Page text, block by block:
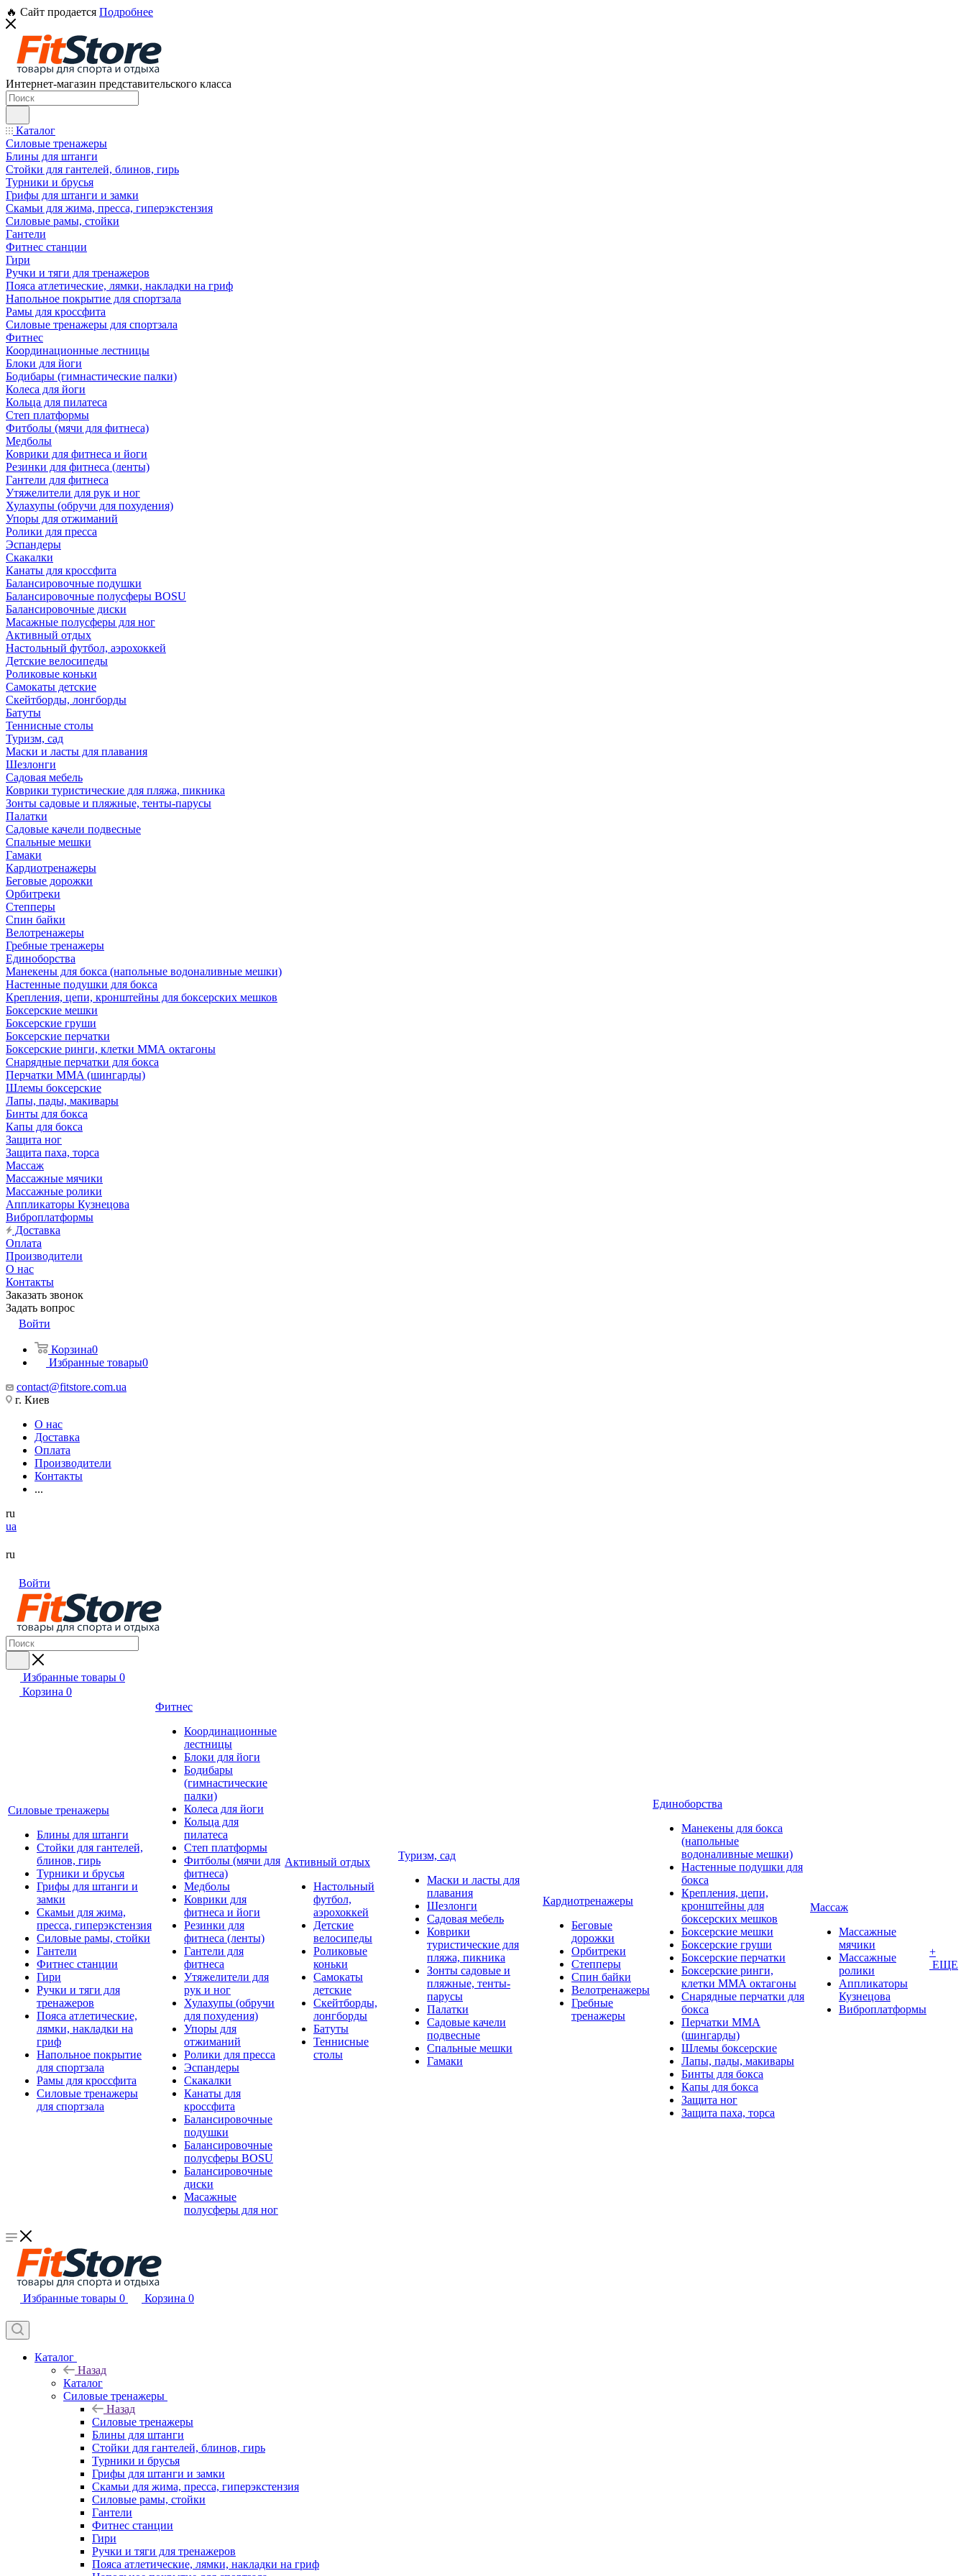
🔥 Сайт продается Подробнее
Интернет-магазин представительского класса
Каталог
Силовые тренажеры
Блины для штанги
Стойки для гантелей, блинов, гирь
Турники и брусья
Грифы для штанги и замки
Скамьи для жима, пресса, гиперэкстензия
Силовые рамы, стойки
Гантели
Фитнес станции
Гири
Ручки и тяги для тренажеров
Пояса атлетические, лямки, накладки на гриф
Напольное покрытие для спортзала
Рамы для кроссфита
Силовые тренажеры для спортзала
Фитнес
Координационные лестницы
Блоки для йоги
Бодибары (гимнастические палки)
Колеса для йоги
Кольца для пилатеса
Степ платформы
Фитболы (мячи для фитнеса)
Медболы
Коврики для фитнеса и йоги
Резинки для фитнеса (ленты)
Гантели для фитнеса
Утяжелители для рук и ног
Хулахупы (обручи для похудения)
Упоры для отжиманий
Ролики для пресса
Эспандеры
Скакалки
Канаты для кроссфита
Балансировочные подушки
Балансировочные полусферы BOSU
Балансировочные диски
Масажные полусферы для ног
Активный отдых
Настольный футбол, аэрохоккей
Детские велосипеды
Роликовые коньки
Самокаты детские
Скейтборды, лонгборды
Батуты
Теннисные столы
Туризм, сад
Маски и ласты для плавания
Шезлонги
Садовая мебель
Коврики туристические для пляжа, пикника
Зонты садовые и пляжные, тенты-парусы
Палатки
Садовые качели подвесные
Спальные мешки
Гамаки
Кардиотренажеры
Беговые дорожки
Орбитреки
Степперы
Спин байки
Велотренажеры
Гребные тренажеры
Единоборства
Манекены для бокса (напольные водоналивные мешки)
Настенные подушки для бокса
Крепления, цепи, кронштейны для боксерских мешков
Боксерские мешки
Боксерские груши
Боксерские перчатки
Боксерские ринги, клетки ММА октагоны
Снарядные перчатки для бокса
Перчатки MMA (шингарды)
Шлемы боксерские
Лапы, пады, макивары
Бинты для бокса
Капы для бокса
Защита ног
Защита паха, торса
Массаж
Массажные мячики
Массажные ролики
Аппликаторы Кузнецова
Виброплатформы
Доставка
Оплата
Производители
О нас
Контакты
Заказать звонок
Задать вопрос
Войти
Корзина0
Избранные товары0
contact@fitstore.com.ua
г. Киев
О нас
Доставка
Оплата
Производители
Контакты
...
ru
ua
ru
Войти
Избранные товары 0
Корзина 0
Силовые тренажеры
Блины для штанги
Стойки для гантелей,
блинов, гирь
Турники и брусья
Грифы для штанги и
замки
Скамьи для жима,
пресса, гиперэкстензия
Силовые рамы, стойки
Гантели
Фитнес станции
Гири
Ручки и тяги для
тренажеров
Пояса атлетические,
лямки, накладки на
гриф
Напольное покрытие
для спортзала
Рамы для кроссфита
Силовые тренажеры
для спортзала
Фитнес
Координационные
лестницы
Блоки для йоги
Бодибары
(гимнастические
палки)
Колеса для йоги
Кольца для
пилатеса
Степ платформы
Фитболы (мячи для
фитнеса)
Медболы
Коврики для
фитнеса и йоги
Резинки для
фитнеса (ленты)
Гантели для
фитнеса
Утяжелители для
рук и ног
Хулахупы (обручи
для похудения)
Упоры для
отжиманий
Ролики для пресса
Эспандеры
Скакалки
Канаты для
кроссфита
Балансировочные
подушки
Балансировочные
полусферы BOSU
Балансировочные
диски
Масажные
полусферы для ног
Активный отдых
Настольный
футбол,
аэрохоккей
Детские
велосипеды
Роликовые
коньки
Самокаты
детские
Скейтборды,
лонгборды
Батуты
Теннисные
столы
Туризм, сад
Маски и ласты для
плавания
Шезлонги
Садовая мебель
Коврики
туристические для
пляжа, пикника
Зонты садовые и
пляжные, тенты-
парусы
Палатки
Садовые качели
подвесные
Спальные мешки
Гамаки
Кардиотренажеры
Беговые
дорожки
Орбитреки
Степперы
Спин байки
Велотренажеры
Гребные
тренажеры
Единоборства
Манекены для бокса
(напольные
водоналивные мешки)
Настенные подушки для
бокса
Крепления, цепи,
кронштейны для
боксерских мешков
Боксерские мешки
Боксерские груши
Боксерские перчатки
Боксерские ринги,
клетки ММА октагоны
Снарядные перчатки для
бокса
Перчатки MMA
(шингарды)
Шлемы боксерские
Лапы, пады, макивары
Бинты для бокса
Капы для бокса
Защита ног
Защита паха, торса
Массаж
Массажные
мячики
Массажные
ролики
Аппликаторы
Кузнецова
Виброплатформы
+
ЕЩЕ
Избранные товары 0 Корзина 0
Каталог
Назад
Каталог
Силовые тренажеры
Назад
Силовые тренажеры
Блины для штанги
Стойки для гантелей, блинов, гирь
Турники и брусья
Грифы для штанги и замки
Скамьи для жима, пресса, гиперэкстензия
Силовые рамы, стойки
Гантели
Фитнес станции
Гири
Ручки и тяги для тренажеров
Пояса атлетические, лямки, накладки на гриф